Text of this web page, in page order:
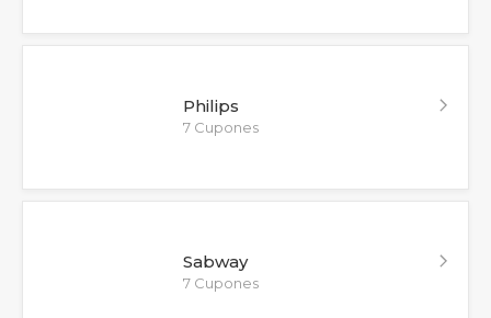
Philips
7 Cupones
Sabway
7 Cupones